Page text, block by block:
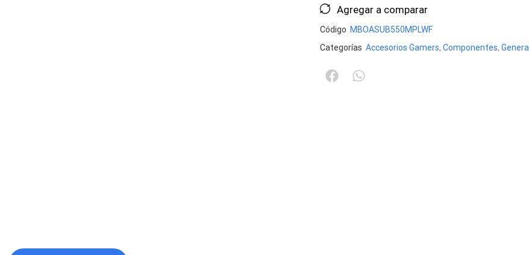
Agregar a comparar
Código MBOASUB550MPLWF
Categorías Accesorios Gamers, Componentes, General